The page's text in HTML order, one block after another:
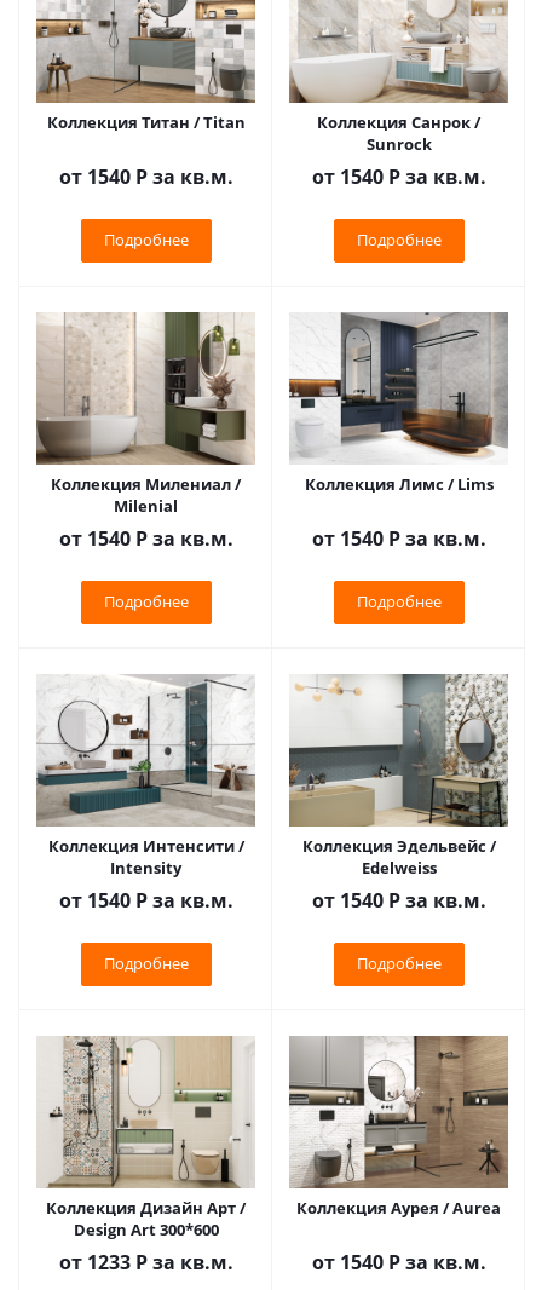
Коллекция Титан / Titan
от 1540 Р за кв.м.
Подробнее
Коллекция Санрок /
Sunrock
от 1540 Р за кв.м.
Подробнее
Коллекция Милениал /
Milenial
от 1540 Р за кв.м.
Подробнее
Коллекция Лимс / Lims
от 1540 Р за кв.м.
Подробнее
Коллекция Интенсити /
Intensity
от 1540 Р за кв.м.
Подробнее
Коллекция Эдельвейс /
Edelweiss
от 1540 Р за кв.м.
Подробнее
Коллекция Дизайн Арт /
Design Art 300*600
от 1233 Р за кв.м.
Коллекция Аурея / Aurea
от 1540 Р за кв.м.